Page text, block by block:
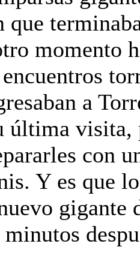
que
momento
a
última
con
Y es que
gigante